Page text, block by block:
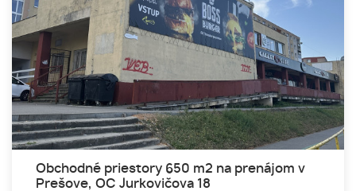
Obchodné priestory 650 m2 na prenájom v
Prešove, OC Jurkovičova 18